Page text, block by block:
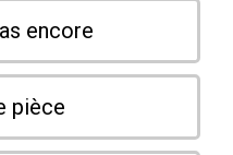
encore
pièce